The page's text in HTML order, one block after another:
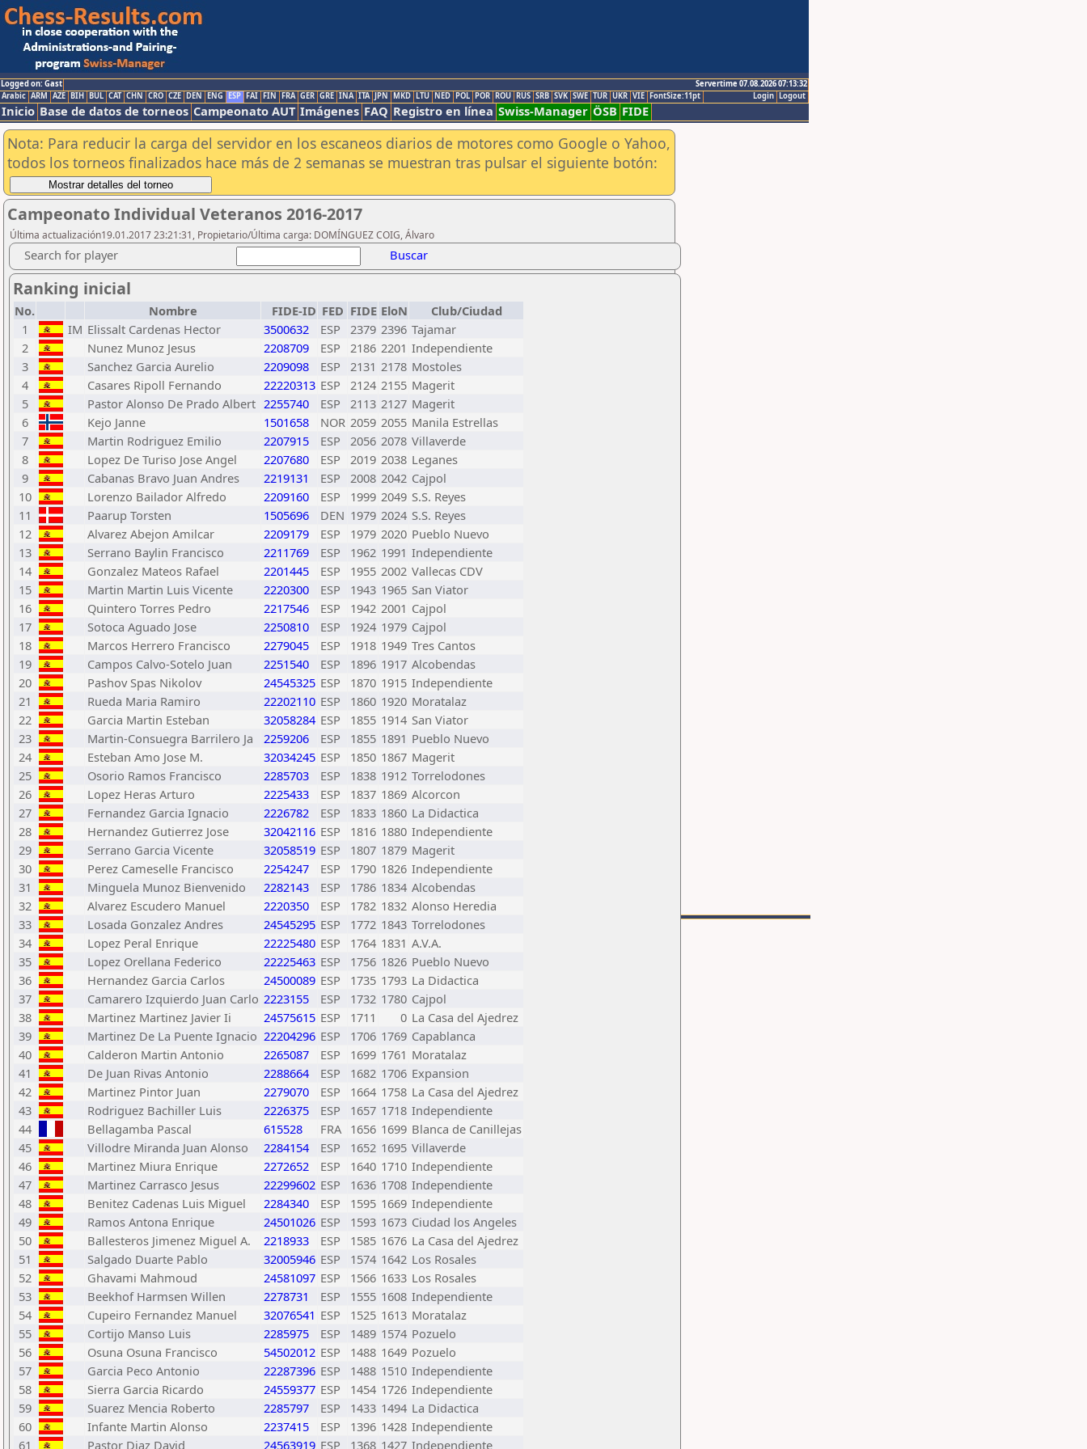
Logged on: Gast
Servertime 07.08.2026 07:13:32
Logout
Login
Arabic ARM AZE BIH BUL CAT CHN CRO CZE DEN ENG ESP FAI FIN FRA GER GRE INA ITA JPN MKD LTU NED POL POR ROU RUS SRB SVK SWE TUR UKR VIE FontSize:11pt
Inicio Base de datos de torneos Campeonato AUT Imágenes FAQ Registro en línea Swiss-Manager ÖSB FIDE
Nota: Para reducir la carga del servidor en los escaneos diarios de motores como Google o Yahoo,
todos los torneos finalizados hace más de 2 semanas se muestran tras pulsar el siguiente botón:
Campeonato Individual Veteranos 2016-2017
Última actualización19.01.2017 23:21:31, Propietario/Última carga: DOMÍNGUEZ COIG, Álvaro
Search for player Buscar
Ranking inicial
No. Nombre FIDE-ID FED FIDE EloN
Club/Ciudad
1
IM Elissalt Cardenas Hector 3500632 ESP 2379 2396 Tajamar
2
Nunez Munoz Jesus 2208709 ESP 2186 2201 Independiente
3
Sanchez Garcia Aurelio 2209098 ESP 2131 2178 Mostoles
4
Casares Ripoll Fernando 22220313 ESP 2124 2155 Magerit
5
Pastor Alonso De Prado Albert 2255740 ESP 2113 2127 Magerit
6
Kejo Janne 1501658 NOR 2059 2055 Manila Estrellas
7
Martin Rodriguez Emilio 2207915 ESP 2056 2078 Villaverde
8
Lopez De Turiso Jose Angel 2207680 ESP 2019 2038 Leganes
9
Cabanas Bravo Juan Andres 2219131 ESP 2008 2042 Cajpol
10
Lorenzo Bailador Alfredo 2209160 ESP 1999 2049 S.S. Reyes
11
Paarup Torsten 1505696 DEN 1979 2024 S.S. Reyes
12
Alvarez Abejon Amilcar 2209179 ESP 1979 2020 Pueblo Nuevo
13
Serrano Baylin Francisco 2211769 ESP 1962 1991 Independiente
14
Gonzalez Mateos Rafael 2201445 ESP 1955 2002 Vallecas CDV
15
Martin Martin Luis Vicente 2220300 ESP 1943 1965 San Viator
16
Quintero Torres Pedro 2217546 ESP 1942 2001 Cajpol
17
Sotoca Aguado Jose 2250810 ESP 1924 1979 Cajpol
18
Marcos Herrero Francisco 2279045 ESP 1918 1949 Tres Cantos
19
Campos Calvo-Sotelo Juan 2251540 ESP 1896 1917 Alcobendas
20
Pashov Spas Nikolov 24545325 ESP 1870 1915 Independiente
21
Rueda Maria Ramiro 22202110 ESP 1860 1920 Moratalaz
22
Garcia Martin Esteban 32058284 ESP 1855 1914 San Viator
23
Martin-Consuegra Barrilero Ja 2259206 ESP 1855 1891 Pueblo Nuevo
24
Esteban Amo Jose M. 32034245 ESP 1850 1867 Magerit
25
Osorio Ramos Francisco 2285703 ESP 1838 1912 Torrelodones
26
Lopez Heras Arturo 2225433 ESP 1837 1869 Alcorcon
27
Fernandez Garcia Ignacio 2226782 ESP 1833 1860 La Didactica
28
Hernandez Gutierrez Jose 32042116 ESP 1816 1880 Independiente
29
Serrano Garcia Vicente 32058519 ESP 1807 1879 Magerit
30
Perez Cameselle Francisco 2254247 ESP 1790 1826 Independiente
31
Minguela Munoz Bienvenido 2282143 ESP 1786 1834 Alcobendas
32
Alvarez Escudero Manuel 2220350 ESP 1782 1832 Alonso Heredia
33
Losada Gonzalez Andres 24545295 ESP 1772 1843 Torrelodones
34
Lopez Peral Enrique 22225480 ESP 1764 1831 A.V.A.
35
Lopez Orellana Federico 22225463 ESP 1756 1826 Pueblo Nuevo
36
Hernandez Garcia Carlos 24500089 ESP 1735 1793 La Didactica
37
Camarero Izquierdo Juan Carlo 2223155 ESP 1732 1780 Cajpol
38
Martinez Martinez Javier Ii 24575615 ESP 1711 0 La Casa del Ajedrez
39
Martinez De La Puente Ignacio 22204296 ESP 1706 1769 Capablanca
40
Calderon Martin Antonio 2265087 ESP 1699 1761 Moratalaz
41
De Juan Rivas Antonio 2288664 ESP 1682 1706 Expansion
42
Martinez Pintor Juan 2279070 ESP 1664 1758 La Casa del Ajedrez
43
Rodriguez Bachiller Luis 2226375 ESP 1657 1718 Independiente
44
Bellagamba Pascal 615528 FRA 1656 1699 Blanca de Canillejas
45
Villodre Miranda Juan Alonso 2284154 ESP 1652 1695 Villaverde
46
Martinez Miura Enrique 2272652 ESP 1640 1710 Independiente
47
Martinez Carrasco Jesus 22299602 ESP 1636 1708 Independiente
48
Benitez Cadenas Luis Miguel 2284340 ESP 1595 1669 Independiente
49
Ramos Antona Enrique 24501026 ESP 1593 1673 Ciudad los Angeles
50
Ballesteros Jimenez Miguel A. 2218933 ESP 1585 1676 La Casa del Ajedrez
51
Salgado Duarte Pablo 32005946 ESP 1574 1642 Los Rosales
52
Ghavami Mahmoud 24581097 ESP 1566 1633 Los Rosales
53
Beekhof Harmsen Willen 2278731 ESP 1555 1608 Independiente
54
Cupeiro Fernandez Manuel 32076541 ESP 1525 1613 Moratalaz
55
Cortijo Manso Luis 2285975 ESP 1489 1574 Pozuelo
56
Osuna Osuna Francisco 54502012 ESP 1488 1649 Pozuelo
57
Garcia Peco Antonio 22287396 ESP 1488 1510 Independiente
58
Sierra Garcia Ricardo 24559377 ESP 1454 1726 Independiente
59
Suarez Mencia Roberto 2285797 ESP 1433 1494 La Didactica
60
Infante Martin Alonso 2237415 ESP 1396 1428 Independiente
61
Pastor Diaz David 24563919 ESP 1368 1427 Independiente